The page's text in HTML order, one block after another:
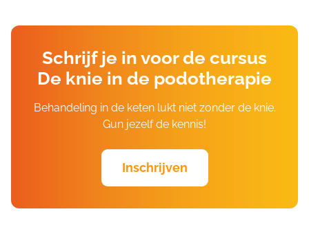
Schrijf je in voor de cursus
De knie in de podotherapie
Behandeling in de keten lukt niet zonder de knie.
Gun jezelf de kennis!
Inschrijven